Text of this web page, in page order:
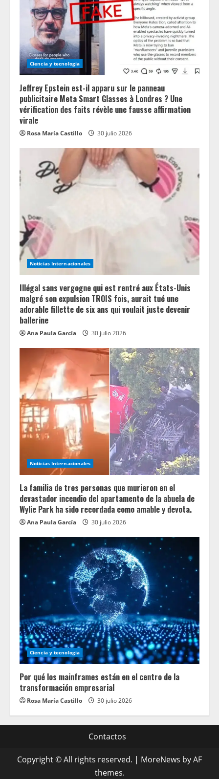
Ciencia y tecnologia
Jeffrey Epstein est-il apparu sur le panneau
publicitaire Meta Smart Glasses à Londres ? Une
vérification des faits révèle une fausse affirmation
virale
Rosa María Castillo 30 julio 2026
Noticias Internacionales
Illégal sans vergogne qui est rentré aux États-Unis
malgré son expulsion TROIS fois, aurait tué une
adorable fillette de six ans qui voulait juste devenir
ballerine
Ana Paula García 30 julio 2026
Noticias Internacionales
La familia de tres personas que murieron en el
devastador incendio del apartamento de la abuela de
Wylie Park ha sido recordada como amable y devota.
Ana Paula García 30 julio 2026
Ciencia y tecnologia
Por qué los mainframes están en el centro de la
transformación empresarial
Rosa María Castillo 30 julio 2026
Contactos
Copyright © All rights reserved. | MoreNews by AF
themes.